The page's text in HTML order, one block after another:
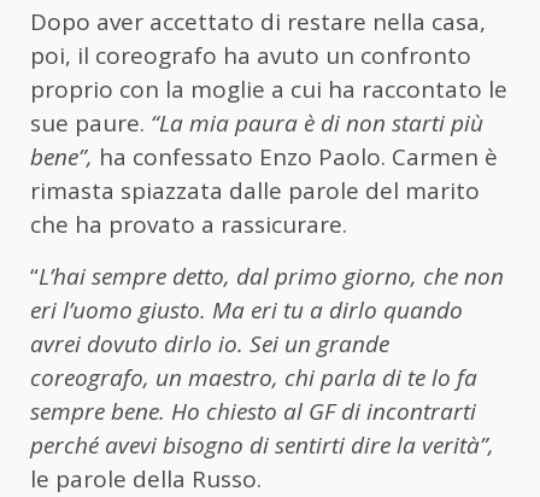
Dopo aver accettato di restare nella casa,
poi, il coreografo ha avuto un confronto
proprio con la moglie a cui ha raccontato le
sue paure. “La mia paura è di non starti più
bene”, ha confessato Enzo Paolo. Carmen è
rimasta spiazzata dalle parole del marito
che ha provato a rassicurare.
“L’hai sempre detto, dal primo giorno, che non
eri l’uomo giusto. Ma eri tu a dirlo quando
avrei dovuto dirlo io. Sei un grande
coreografo, un maestro, chi parla di te lo fa
sempre bene. Ho chiesto al GF di incontrarti
perché avevi bisogno di sentirti dire la verità”,
le parole della Russo.